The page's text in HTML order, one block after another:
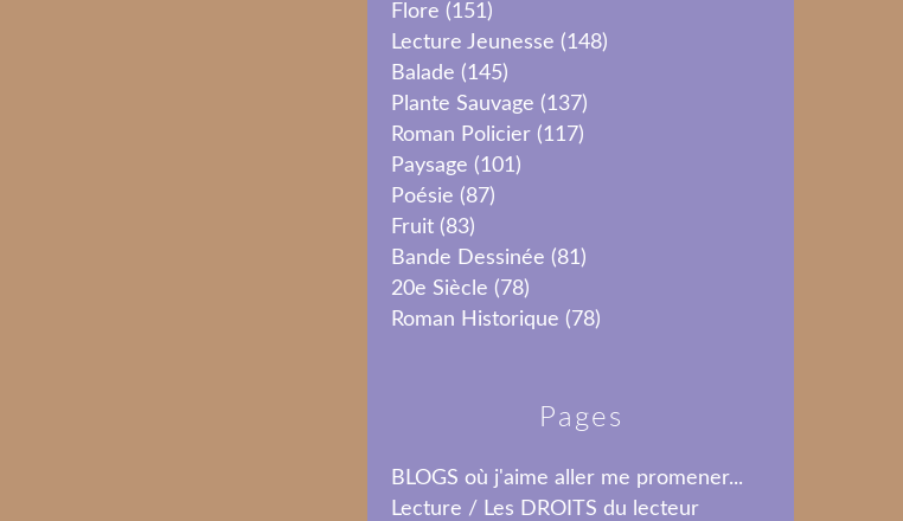
Flore (151)
Lecture Jeunesse (148)
Balade (145)
Plante Sauvage (137)
Roman Policier (117)
Paysage (101)
Poésie (87)
Fruit (83)
Bande Dessinée (81)
20e Siècle (78)
Roman Historique (78)
Pages
BLOGS où j'aime aller me promener...
Lecture / Les DROITS du lecteur